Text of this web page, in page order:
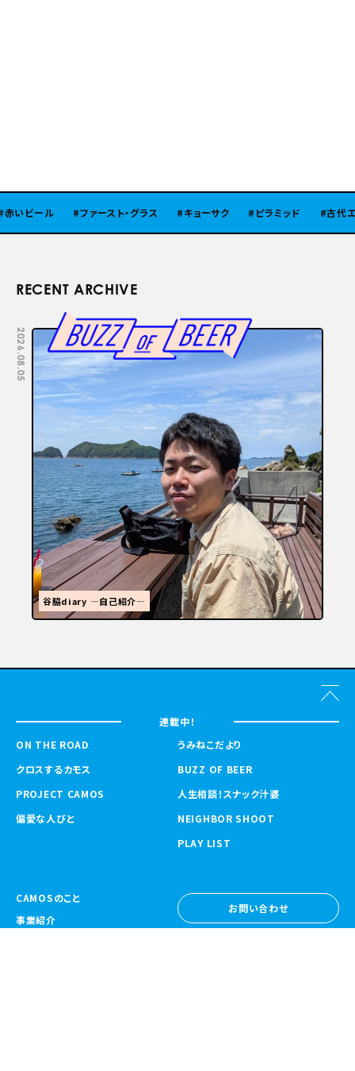
いビール ファースト・グラス キョーサク ピラミッド 古代エ
RECENT ARCHIVE
2026.08.05
福岡といえばラーメン
連載中！
ON THE ROAD
クロスするカモス
PROJECT CAMOS
偏愛な人びと
うみねこだより
BUZZ OF BEER
人生相談！スナック汁婆
NEIGHBOR SHOOT
PLAY LIST
CAMOSのこと
事業紹介
お問い合わせ